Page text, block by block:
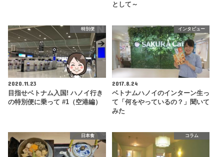
として～
特別便
2020.11.23
目指せベトナム入国! ハノイ行き
の特別便に乗って #1（空港編）
インタビュー
2017.8.24
ベトナムハノイのインターン生っ
て「何をやっているの？」聞いて
みた
日本食 コラム